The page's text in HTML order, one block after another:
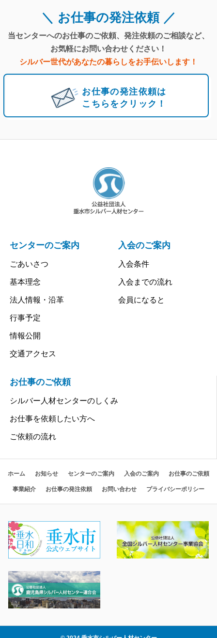
お仕事の発注依頼
当センターへのお仕事のご依頼、 発注依頼のご相談など、
お気軽にお問い合わせください！
シルバー世代があなたの暮らしをお手伝いします！
お仕事の発注依頼は
こちらをクリック！
センターのご案内
ごあいさつ
基本理念
法人情報・沿革
行事予定
情報公開
交通アクセス
入会のご案内
入会条件
入会までの流れ
会員になると
お仕事のご依頼
シルバー人材センターのしくみ
お仕事を依頼したい方へ
ご依頼の流れ
ホーム お知らせ センターのご案内 入会のご案内 お仕事のご依頼
事業紹介 お仕事の発注依頼 お問い合わせ プライバシーポリシー